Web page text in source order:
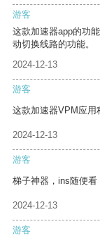
游客
这款加速器app的功
动切换线路的功能。
2024-12-13
游客
这款加速器VPM应用
2024-12-13
游客
梯子神器，ins随便看
2024-12-13
游客